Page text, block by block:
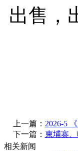
出售，
上一篇： 2026-5
下一篇： 柬埔寨
相关新闻